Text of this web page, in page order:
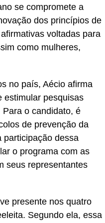
se compromete a
dos princípios de
voltadas para
como mulheres,
no país, Aécio afirma
estimular pesquisas
o candidato, é
de prevenção da
participação dessa
o programa com as
seus representantes
presente nos quatro
Segundo ela, essa